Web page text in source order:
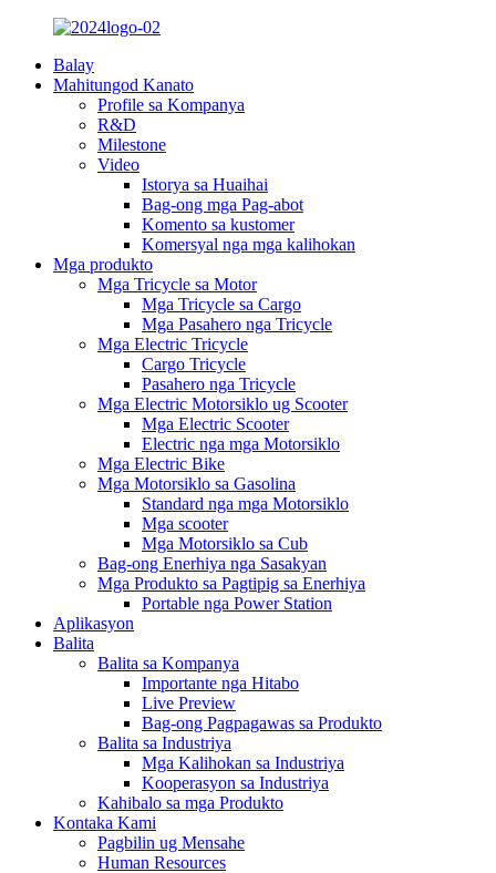
Balay
Mahitungod Kanato
Profile sa Kompanya
R&D
Milestone
Video
Istorya sa Huaihai
Bag-ong mga Pag-abot
Komento sa kustomer
Komersyal nga mga kalihokan
Mga produkto
Mga Tricycle sa Motor
Mga Tricycle sa Cargo
Mga Pasahero nga Tricycle
Mga Electric Tricycle
Cargo Tricycle
Pasahero nga Tricycle
Mga Electric Motorsiklo ug Scooter
Mga Electric Scooter
Electric nga mga Motorsiklo
Mga Electric Bike
Mga Motorsiklo sa Gasolina
Standard nga mga Motorsiklo
Mga scooter
Mga Motorsiklo sa Cub
Bag-ong Enerhiya nga Sasakyan
Mga Produkto sa Pagtipig sa Enerhiya
Portable nga Power Station
Aplikasyon
Balita
Balita sa Kompanya
Importante nga Hitabo
Live Preview
Bag-ong Pagpagawas sa Produkto
Balita sa Industriya
Mga Kalihokan sa Industriya
Kooperasyon sa Industriya
Kahibalo sa mga Produkto
Kontaka Kami
Pagbilin ug Mensahe
Human Resources